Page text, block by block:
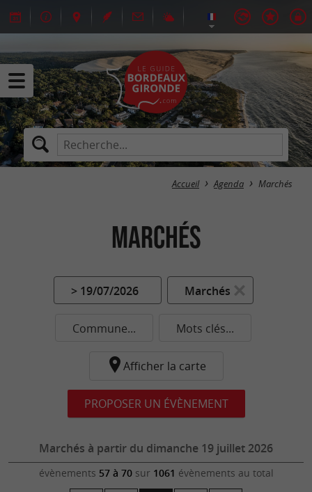
Accueil Agenda Marchés
Marchés
> 19/07/2026 Marchés
Commune... Mots clés...
Afficher la carte
PROPOSER UN ÉVÈNEMENT
Marchés à partir du dimanche 19 juillet 2026
évènements 57 à 70sur 1061 évènements au total